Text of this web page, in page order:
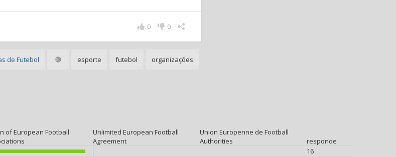
0
0
de Futebol esporte futebol organizações
of European Football
Unlimited European Football
Agreement
Union Europenne de Football
Authorities
responde
16